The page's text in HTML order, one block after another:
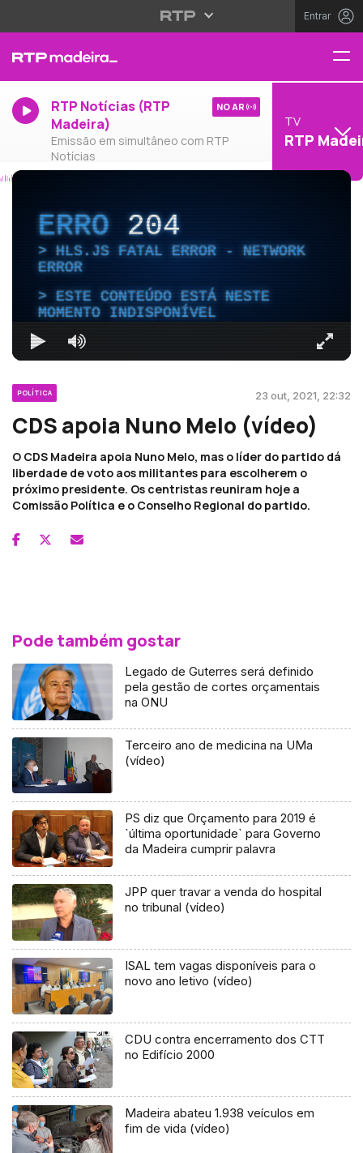
Entrar
RTP Notícias (RTP
Madeira)
Emissão em simultâneo com RTP
Notícias
NO AR
TV
RTP
ERRO204
HLS.JS FATAL ERROR - NETWORK
ERROR
ESTE CONTEÚDO ESTÁ NESTE
MOMENTO INDISPONÍVEL
POLÍTICA 23 out, 2021, 22:32
CDS apoia Nuno Melo (vídeo)
O CDS Madeira apoia Nuno Melo, mas o líder do partido dá
liberdade de voto aos militantes para escolherem o
próximo presidente. Os centristas reuniram hoje a
Comissão Política e o Conselho Regional do partido.
Pode também gostar
Legado de Guterres será definido
pela gestão de cortes orçamentais
na ONU
Terceiro ano de medicina na UMa
(vídeo)
PS diz que Orçamento para 2019 é
`última oportunidade` para Governo
da Madeira cumprir palavra
JPP quer travar a venda do hospital
no tribunal (vídeo)
ISAL tem vagas disponíveis para o
novo ano letivo (vídeo)
CDU contra encerramento dos CTT
no Edifício 2000
Madeira abateu 1.938 veículos em
fim de vida (vídeo)